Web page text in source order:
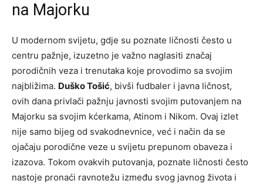
na Majorku
U modernom svijetu, gdje su poznate ličnosti često u
centru pažnje, izuzetno je važno naglasiti značaj
porodičnih veza i trenutaka koje provodimo sa svojim
najbližima. Duško Tošić, bivši fudbaler i javna ličnost,
ovih dana privlači pažnju javnosti svojim putovanjem na
Majorku sa svojim kćerkama, Atinom i Nikom. Ovaj izlet
nije samo bijeg od svakodnevnice, već i način da se
ojačaju porodične veze u svijetu prepunom obaveza i
izazova. Tokom ovakvih putovanja, poznate ličnosti često
nastoje pronaći ravnotežu između svog javnog života i